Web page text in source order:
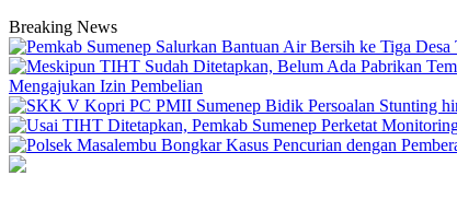
Breaking News
Mengajukan Izin Pembelian